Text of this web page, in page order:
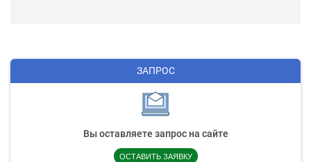
ЗАПРОС
Вы оставляете запрос на сайте
ОСТАВИТЬ ЗАЯВКУ